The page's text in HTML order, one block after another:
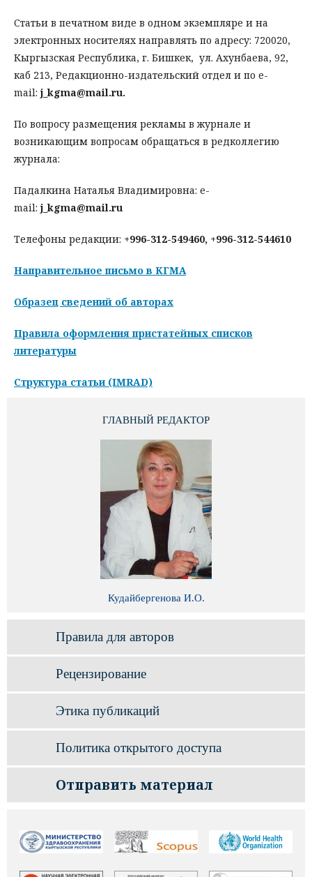
Статьи в печатном виде в одном экземпляре и на
электронных носителях направлять по адресу: 720020,
Кыргызская Республика, г. Бишкек, ул. Ахунбаева, 92,
каб 213, Редакционно-издательский отдел и по e-
mail:j_kgma@mail.ru.
По вопросу размещения рекламы в журнале и
возникающим вопросам обращаться в редколлегию
журнала:
Падалкина Наталья Владимировна: e-
mail:j_kgma@mail.ru
Телефоны редакции: +996-312-549460, +996-312-544610
Направительное письмо в КГМА
Образец сведений об авторах
Правила оформления пристатейных списков
литературы
Структура статьи (IMRAD)
ГЛАВНЫЙ РЕДАКТОР
Кудайбергенова И.О.
Правила для авторов
Рецензирование
Этика публикаций
Политика открытого доступа
Отправить материал